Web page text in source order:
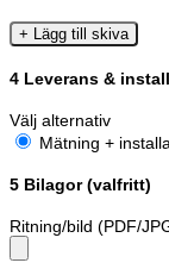
+ Lägg till skiva
4 Leverans &
Välj alternativ
Mätning +
5 Bilagor (valfritt)
Ritning/bild (PDF/